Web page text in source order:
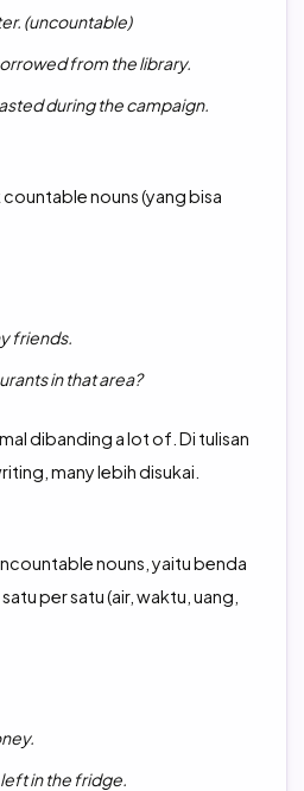
(uncountable)
from the library.
during the campaign.
nouns (yang bisa
friends.
in that area?
dibanding a lot of. Di tulisan
many lebih disukai.
nouns, yaitu benda
per satu (air, waktu, uang,
in the fridge.